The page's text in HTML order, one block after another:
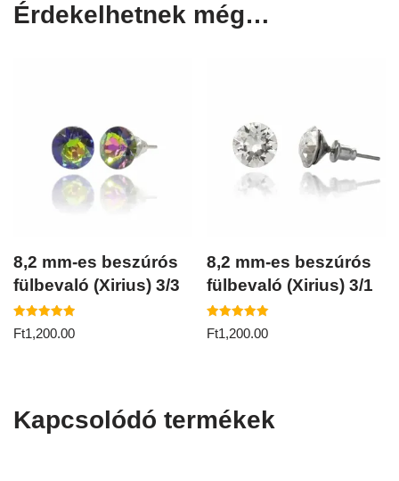
Érdekelhetnek még…
8,2 mm-es beszúrós
fülbevaló (Xirius) 3/3
Értékelés:
5.00
Ft1,200.00
8,2 mm-es beszúrós
fülbevaló (Xirius) 3/1
Értékelés:
5.00
Ft1,200.00
Kapcsolódó termékek